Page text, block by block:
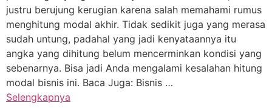
justru berujung kerugian karena salah memahami rumus
menghitung modal akhir. Tidak sedikit juga yang merasa
sudah untung, padahal yang jadi kenyataannya itu
angka yang dihitung belum mencerminkan kondisi yang
sebenarnya. Bisa jadi Anda mengalami kesalahan hitung
modal bisnis ini. Baca Juga: Bisnis …
Selengkapnya